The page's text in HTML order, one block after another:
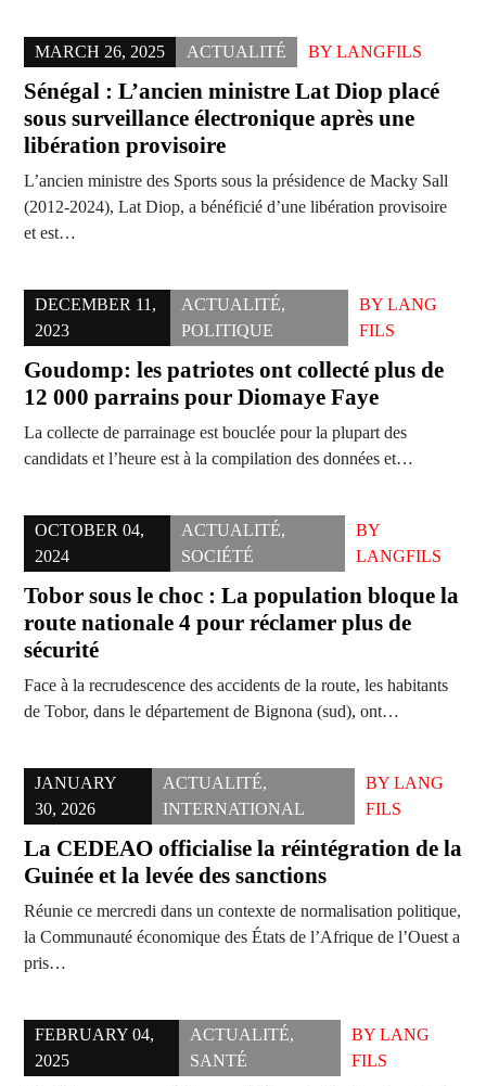
MARCH 26, 2025 ACTUALITÉ BY LANGFILS
Sénégal : L’ancien ministre Lat Diop placé
sous surveillance électronique après une
libération provisoire
L’ancien ministre des Sports sous la présidence de Macky Sall
(2012-2024), Lat Diop, a bénéficié d’une libération provisoire
et est…
DECEMBER 11,
2023
ACTUALITÉ,
POLITIQUE
BYLANG
FILS
Goudomp: les patriotes ont collecté plus de
12 000 parrains pour Diomaye Faye
La collecte de parrainage est bouclée pour la plupart des
candidats et l’heure est à la compilation des données et…
OCTOBER 04,
2024
ACTUALITÉ,
SOCIÉTÉ
BY
LANGFILS
Tobor sous le choc : La population bloque la
route nationale 4 pour réclamer plus de
sécurité
Face à la recrudescence des accidents de la route, les habitants
de Tobor, dans le département de Bignona (sud), ont…
JANUARY
30, 2026
ACTUALITÉ,
INTERNATIONAL
BYLANG
FILS
La CEDEAO officialise la réintégration de la
Guinée et la levée des sanctions
Réunie ce mercredi dans un contexte de normalisation politique,
la Communauté économique des États de l’Afrique de l’Ouest a
pris…
FEBRUARY 04,
2025
ACTUALITÉ,
SANTÉ
BYLANG
FILS